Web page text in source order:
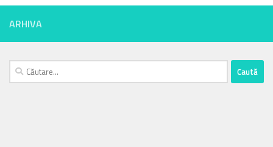
ARHIVA
Caută
după: